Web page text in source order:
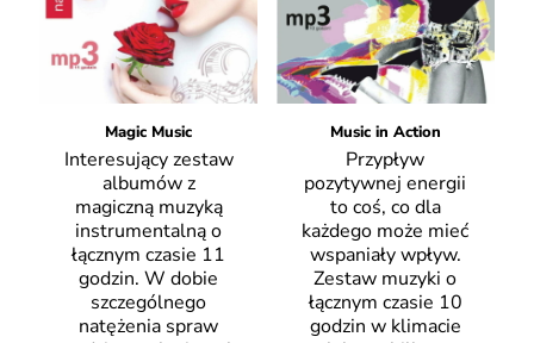
Magic Music
Interesujący zestaw
albumów z
magiczną muzyką
instrumentalną o
łącznym czasie 11
godzin. W dobie
szczególnego
natężenia spraw
Music in Action
Przypływ
pozytywnej energii
to coś, co dla
każdego może mieć
wspaniały wpływ.
Zestaw muzyki o
łącznym czasie 10
godzin w klimacie